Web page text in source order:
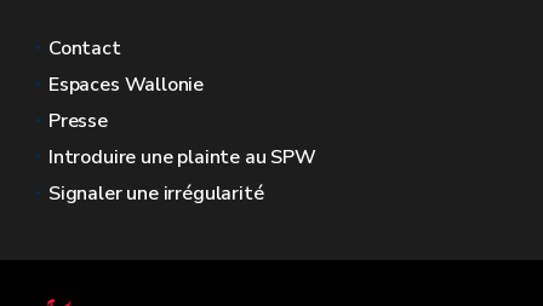
Contact
Espaces Wallonie
Presse
Introduire une plainte au SPW
Signaler une irrégularité